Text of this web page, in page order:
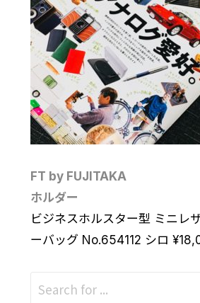
FT by FUJITAKA
ホルダー
ビジネスホルスター型 ミニレ
ーバッグ No.654112 シロ ¥